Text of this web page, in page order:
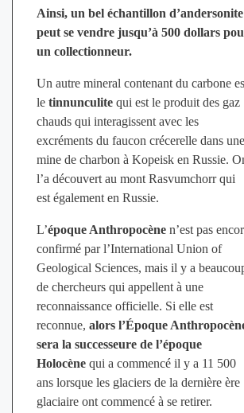
Ainsi, un bel échantillon d’andersonite
peut se vendre jusqu’à 500 dollars
un collectionneur.
Un autre mineral contenant du carbone
letinnunculitequi est le produit des gaz
chauds qui interagissent avec les
excréments du faucon crécerelle dans une
mine de charbon à Kopeisk en Russie.
l’a découvert au mont Rasvumchorr qui
est également en Russie.
L’époque Anthropocène n’est pas
confirmé par l’International Union of
Geological Sciences, mais il y a
de chercheurs qui appellent à une
reconnaissance officielle. Si elle est
reconnue, alors l’Époque
sera la successeure de l’époque
Holocènequi a commencé il y a 11 500
ans lorsque les glaciers de la dernière ère
glaciaire ont commencé à se retirer.